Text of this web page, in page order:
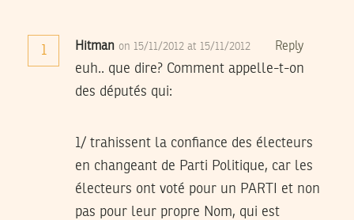
1 Hitman on 15/11/2012 at 15/11/2012 Reply
euh.. que dire? Comment appelle-t-on
des députés qui:
1/ trahissent la confiance des électeurs
en changeant de Parti Politique, car les
électeurs ont voté pour un PARTI et non
pas pour leur propre Nom, qui est